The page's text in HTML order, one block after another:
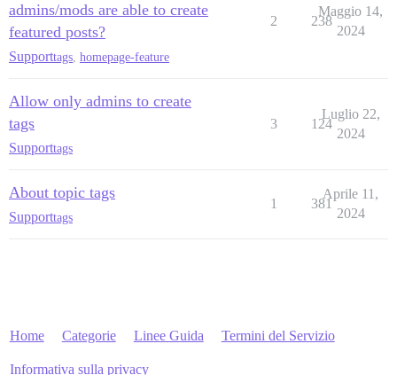
admins/mods are able to create
featured posts?
Supporttags homepage-feature
2 238
Maggio 14,
2024
Allow only admins to create
tags
Supporttags
3 124
Luglio 22,
2024
About topic tags
Supporttags
1 381
Aprile 11,
2024
Home Categorie Linee Guida Termini del Servizio
Informativa sulla privacy